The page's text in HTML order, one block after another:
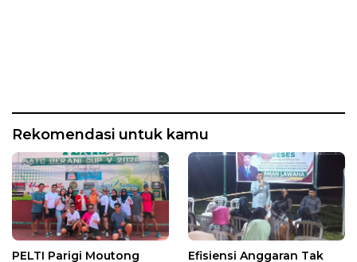
Rekomendasi untuk kamu
PELTI Parigi Moutong
Efisiensi Anggaran Tak